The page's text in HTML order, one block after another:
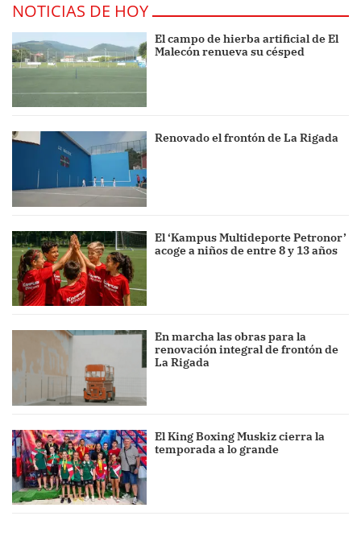
NOTICIAS DE HOY
El campo de hierba artificial de El
Malecón renueva su césped
Renovado el frontón de La Rigada
El ‘Kampus Multideporte Petronor’
acoge a niños de entre 8 y 13 años
En marcha las obras para la
renovación integral de frontón de
La Rigada
El King Boxing Muskiz cierra la
temporada a lo grande